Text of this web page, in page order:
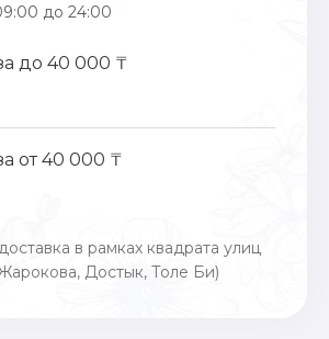
до 24:00
до 40 000 ₸
от 40 000 ₸
в рамках квадрата улиц
Достык, Толе Би)